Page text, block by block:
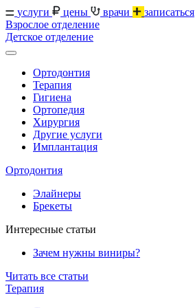
услуги цены врачи
записаться
Взрослое отделение
Детское отделение
Ортодонтия
Терапия
Гигиена
Ортопедия
Хирургия
Другие услуги
Имплантация
Ортодонтия
Элайнеры
Брекеты
Интересные статьи
Зачем нужны виниры?
Читать все статьи
Терапия